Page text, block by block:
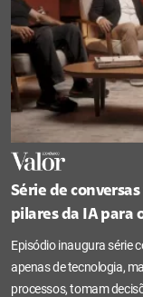
Série de
pilares da IA para
Episódio inaugura série
apenas de tecnologia,
processos, tomam